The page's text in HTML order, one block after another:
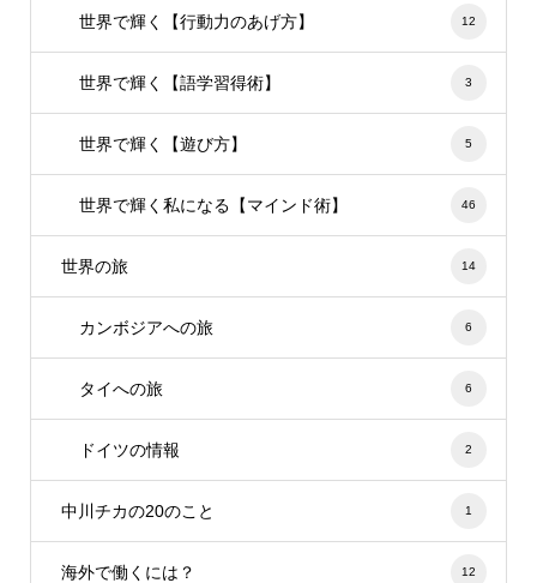
世界で輝く【行動力のあげ方】 12
世界で輝く【語学習得術】 3
世界で輝く【遊び方】 5
世界で輝く私になる【マインド術】 46
世界の旅 14
カンボジアへの旅 6
タイへの旅 6
ドイツの情報 2
中川チカの20のこと 1
海外で働くには？ 12